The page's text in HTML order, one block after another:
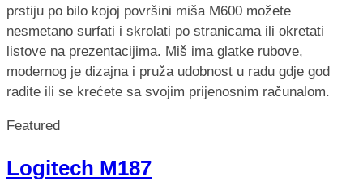
prstiju po bilo kojoj površini miša M600 možete
nesmetano surfati i skrolati po stranicama ili okretati
listove na prezentacijima. Miš ima glatke rubove,
modernog je dizajna i pruža udobnost u radu gdje god
radite ili se krećete sa svojim prijenosnim računalom.
Featured
Logitech M187